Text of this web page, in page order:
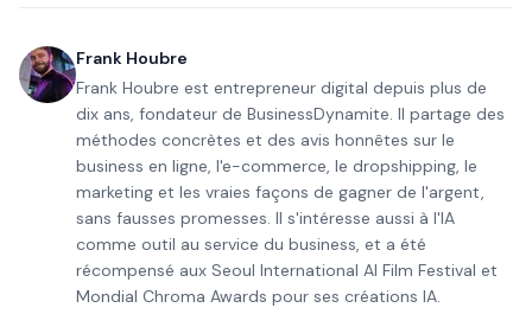
Frank Houbre
Frank Houbre est entrepreneur digital depuis plus de
dix ans, fondateur de BusinessDynamite. Il partage des
méthodes concrètes et des avis honnêtes sur le
business en ligne, l'e-commerce, le dropshipping, le
marketing et les vraies façons de gagner de l'argent,
sans fausses promesses. Il s'intéresse aussi à l'IA
comme outil au service du business, et a été
récompensé aux Seoul International AI Film Festival et
Mondial Chroma Awards pour ses créations IA.